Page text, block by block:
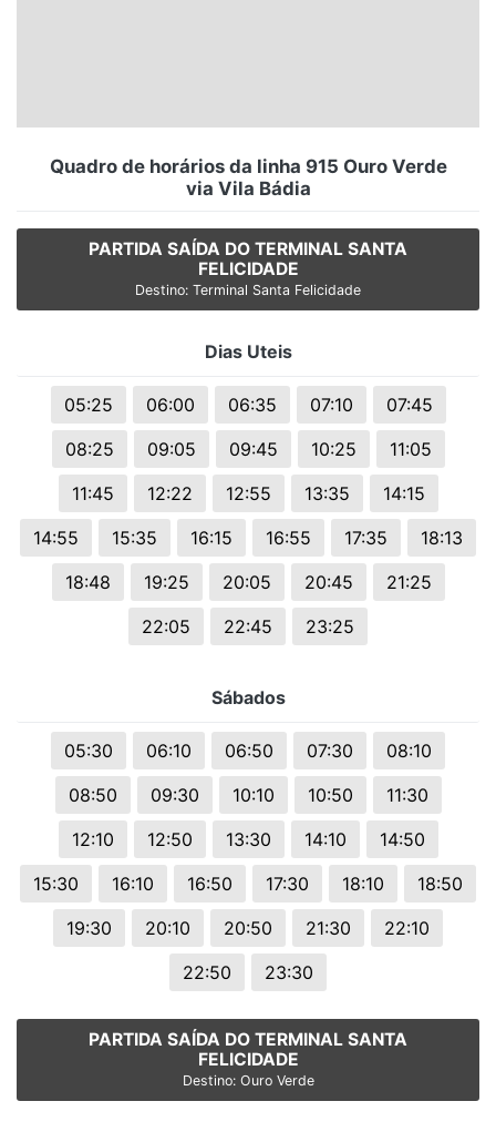
Quadro de horários da linha 915 Ouro Verde
via Vila Bádia
PARTIDA SAÍDA DO TERMINAL SANTA
FELICIDADE
Destino: Terminal Santa Felicidade
Dias Uteis
05:25 06:00 06:35 07:10
07:45
08:25
09:05 09:45 10:25
11:05
11:45
12:22 12:55 13:35
14:15
14:55
15:35 16:15 16:55 17:35
18:13
18:48
19:25 20:05 20:45
21:25
22:05
22:45 23:25
Sábados
05:30 06:10 06:50 07:30
08:10
08:50
09:30 10:10 10:50
11:30
12:10
12:50 13:30 14:10
14:50
15:30
16:10 16:50 17:30 18:10
18:50
19:30
20:10 20:50 21:30
22:10
22:50
23:30
PARTIDA SAÍDA DO TERMINAL SANTA
FELICIDADE
Destino: Ouro Verde